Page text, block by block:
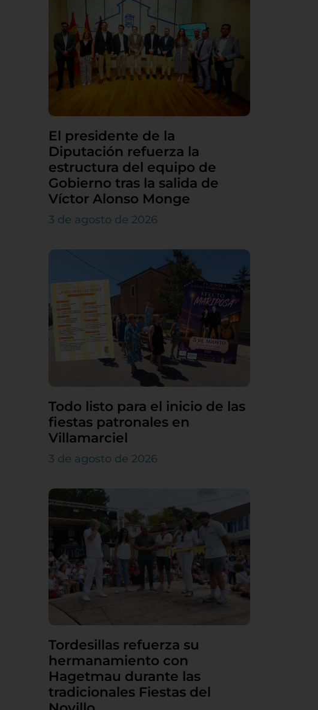
El presidente de la
Diputación refuerza la
estructura del equipo de
Gobierno tras la salida de
Víctor Alonso Monge
3 de agosto de 2026
Todo listo para el inicio de las
fiestas patronales en
Villamarciel
3 de agosto de 2026
Tordesillas refuerza su
hermanamiento con
Hagetmau durante las
tradicionales Fiestas del